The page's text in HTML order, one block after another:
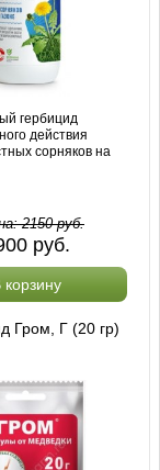
гербицид
действия
сорняков на
2150руб.
руб.
корзину
Гром, Г (20 гр)